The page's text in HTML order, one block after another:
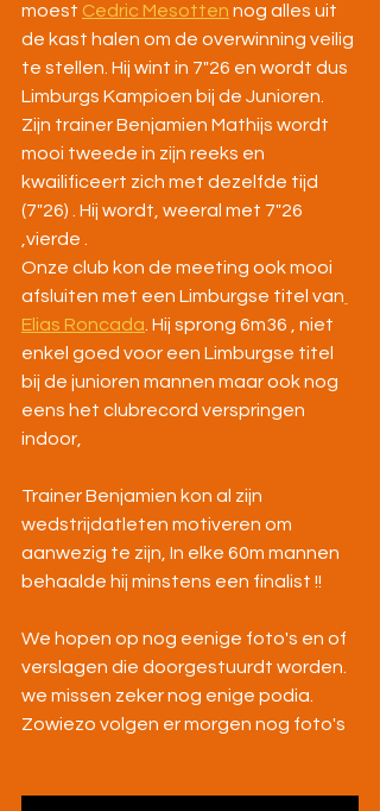
moest Cedric Mesotten nog alles uit
de kast halen om de overwinning veilig
te stellen. Hij wint in 7"26 en wordt dus
Limburgs Kampioen bij de Junioren.
Zijn trainer Benjamien Mathijs wordt
mooi tweede in zijn reeks en
kwailificeert zich met dezelfde tijd
(7"26) . Hij wordt, weeral met 7"26
,vierde .
Onze club kon de meeting ook mooi
afsluiten met een Limburgse titel van
Elias Roncada . Hij sprong 6m36 , niet
enkel goed voor een Limburgse titel
bij de junioren mannen maar ook nog
eens het clubrecord verspringen
indoor,
Trainer Benjamien kon al zijn
wedstrijdatleten motiveren om
aanwezig te zijn, In elke 60m mannen
behaalde hij minstens een finalist !!
We hopen op nog eenige foto's en of
verslagen die doorgestuurdt worden.
we missen zeker nog enige podia.
Zowiezo volgen er morgen nog foto's